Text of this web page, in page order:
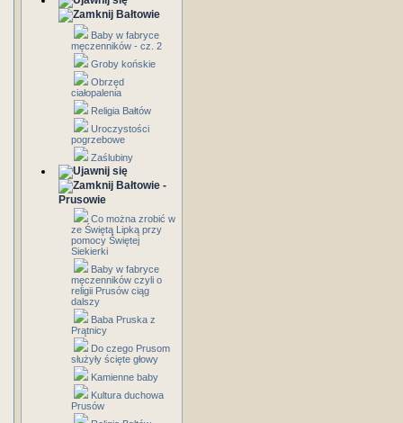
Bałtowie
Baby w fabryce
męczenników - cz. 2
Groby końskie
Obrzęd
ciałopalenia
Religia Bałtów
Uroczystości
pogrzebowe
Zaślubiny
Bałtowie -
Prusowie
Co można zrobić w
ze Świętą Lipką przy
pomocy Świętej
Siekierki
Baby w fabryce
męczenników czyli o
religii Prusów ciąg
dalszy
Baba Pruska z
Prątnicy
Do czego Prusom
służyły ścięte głowy
Kamienne baby
Kultura duchowa
Prusów